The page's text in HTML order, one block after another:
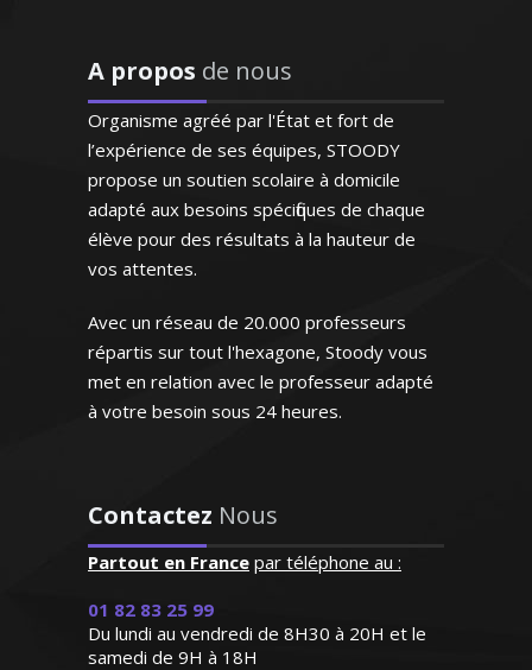
Monsieur H.E (Marseille,
étudiant au supérieur)
"Professeur très disponible
et à l'écoute qui s'adapte
aux besoins de l'enfant et
répond à ses demandes"
Madame M.N (Bordeaux, élève
n’est plus une langue inaccessible. Je
saurai vous aider à la maîtriser
Madame D. Monique – Professeur
Passionné par les nouvelles
technologies, j’ai poursuivi des études
d'ingénieur en sciences informatiques.
élèves ou bien les préparer aux examens
A propos de nous
Organisme agréé par l'État et fort de
l’expérience de ses équipes, STOODY
propose un soutien scolaire à domicile
adapté aux besoins spécifiques de chaque
élève pour des résultats à la hauteur de
vos attentes.
Avec un réseau de 20.000 professeurs
répartis sur tout l'hexagone, Stoody vous
met en relation avec le professeur adapté
à votre besoin sous 24 heures.
Contactez Nous
Partout en France par téléphone au :
01 82 83 25 99
Du lundi au vendredi de 8H30 à 20H et le
samedi de 9H à 18H